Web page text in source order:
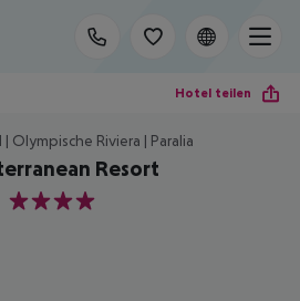
Hotel teilen
Olympische Riviera | Paralia
Resort
4